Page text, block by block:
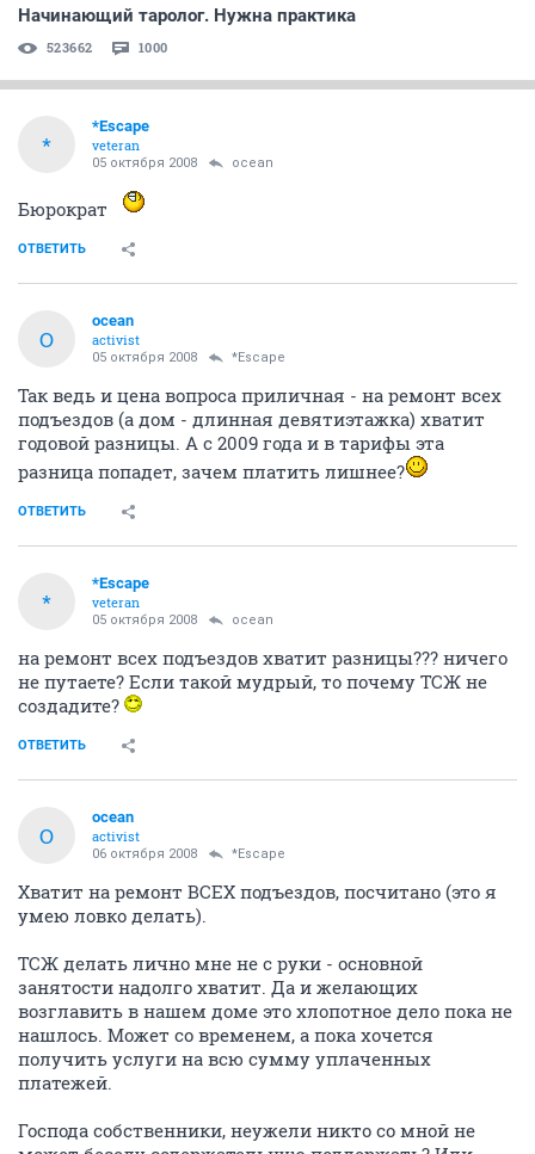
Начинающий таролог. Нужна практика
523662 1000
*
*Escape
veteran
05 октября 2008 ocean
Бюрократ
ОТВЕТИТЬ
O
ocean
activist
05 октября 2008 *Escape
Так ведь и цена вопроса приличная - на ремонт всех
подъездов (а дом - длинная девятиэтажка) хватит
годовой разницы. А с 2009 года и в тарифы эта
разница попадет, зачем платить лишнее?
ОТВЕТИТЬ
*
*Escape
veteran
05 октября 2008 ocean
на ремонт всех подъездов хватит разницы??? ничего
не путаете? Если такой мудрый, то почему ТСЖ не
создадите?
ОТВЕТИТЬ
O
ocean
activist
06 октября 2008 *Escape
Хватит на ремонт ВСЕХ подъездов, посчитано (это я
умею ловко делать).
ТСЖ делать лично мне не с руки - основной
занятости надолго хватит. Да и желающих
возглавить в нашем доме это хлопотное дело пока не
нашлось. Может со временем, а пока хочется
получить услуги на всю сумму уплаченных
платежей.
Господа собственники, неужели никто со мной не